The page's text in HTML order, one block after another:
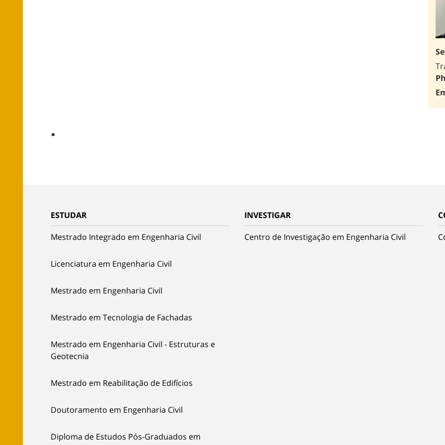
ESTUDAR
Mestrado Integrado em Engenharia Civil
Licenciatura em Engenharia Civil
Mestrado em Engenharia Civil
Mestrado em Tecnologia de Fachadas
Mestrado em Engenharia Civil - Estruturas e
Geotecnia
Mestrado em Reabilitação de Edifícios
Doutoramento em Engenharia Civil
Diploma de Estudos Pós-Graduados em
INVESTIGAR
Centro de Investigação em Engenharia Civil